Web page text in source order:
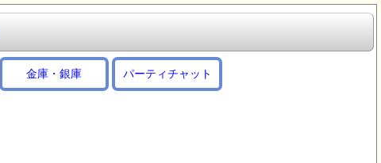
金庫・銀庫 パーティチャット